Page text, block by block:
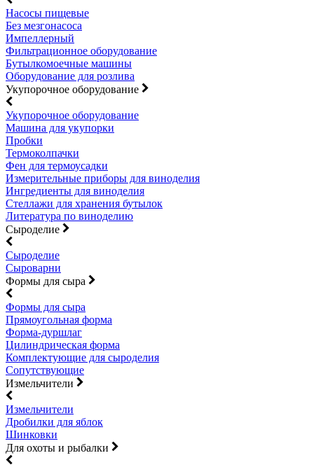
Насосы пищевые
Без мезгонасоса
Импеллерный
Фильтрационное оборудование
Бутылкомоечные машины
Оборудование для розлива
Укупорочное оборудование
Укупорочное оборудование
Машина для укупорки
Пробки
Термоколпачки
Фен для термоусадки
Измерительные приборы для виноделия
Ингредиенты для виноделия
Стеллажи для хранения бутылок
Литература по виноделию
Сыроделие
Сыроделие
Сыроварни
Формы для сыра
Формы для сыра
Прямоугольная форма
Форма-дуршлаг
Цилиндрическая форма
Комплектующие для сыроделия
Сопутствующие
Измельчители
Измельчители
Дробилки для яблок
Шинковки
Для охоты и рыбалки